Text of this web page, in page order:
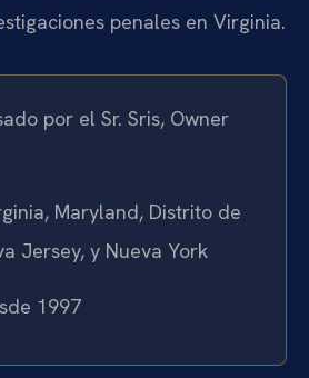
penales en Virginia.
por el Sr. Sris, Owner
Maryland, Distrito de
Jersey, y Nueva York
1997